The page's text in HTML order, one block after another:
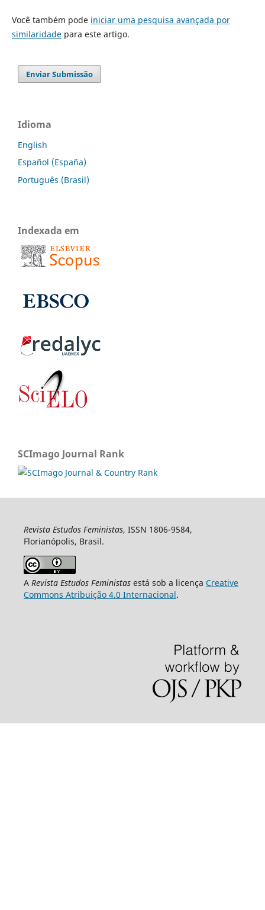
Você também pode iniciar uma pesquisa avançada por
similaridadepara este artigo.
Enviar Submissão
Idioma
English
Español (España)
Português (Brasil)
Indexada em
SCImago Journal Rank
Revista Estudos Feministas, ISSN 1806-9584,
Florianópolis, Brasil.
A Revista Estudos Feministasestá sob a licença Creative
Commons Atribuição 4.0 Internacional.